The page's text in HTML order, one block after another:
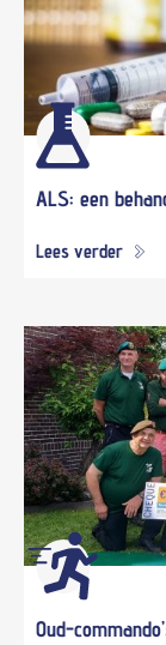
ALS: een
Lees verder
Oud-